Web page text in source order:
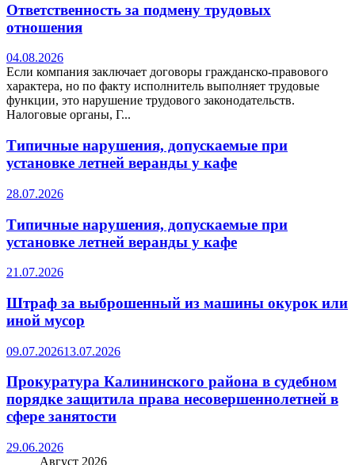
Ответственность за подмену трудовых
отношения
04.08.2026
Если компания заключает договоры гражданско-правового
характера, но по факту исполнитель выполняет трудовые
функции, это нарушение трудового законодательств.
Налоговые органы, Г...
Типичные нарушения, допускаемые при
установке летней веранды у кафе
28.07.2026
Типичные нарушения, допускаемые при
установке летней веранды у кафе
21.07.2026
Штраф за выброшенный из машины окурок или
иной мусор
09.07.202613.07.2026
Прокуратура Калининского района в судебном
порядке защитила права несовершеннолетней в
сфере занятости
29.06.2026
Август 2026